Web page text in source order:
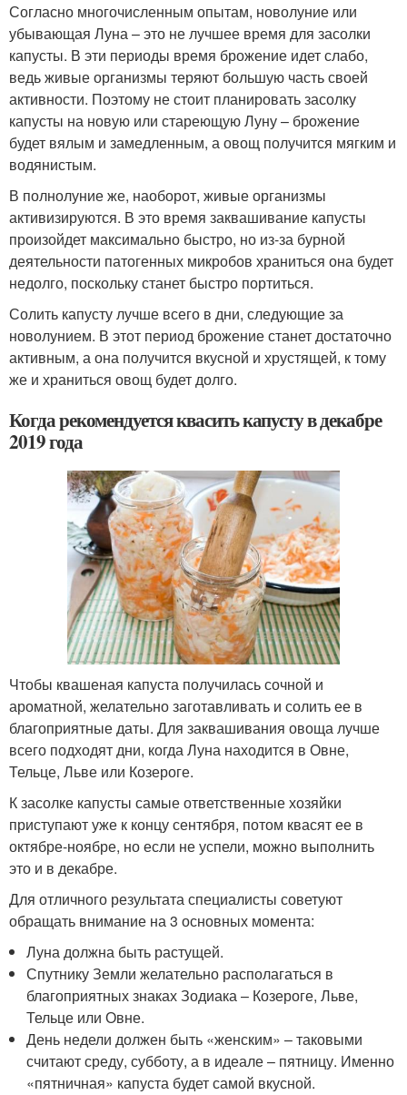
Согласно многочисленным опытам, новолуние или
убывающая Луна – это не лучшее время для засолки
капусты. В эти периоды время брожение идет слабо,
ведь живые организмы теряют большую часть своей
активности. Поэтому не стоит планировать засолку
капусты на новую или стареющую Луну – брожение
будет вялым и замедленным, а овощ получится мягким и
водянистым.
В полнолуние же, наоборот, живые организмы
активизируются. В это время заквашивание капусты
произойдет максимально быстро, но из-за бурной
деятельности патогенных микробов храниться она будет
недолго, поскольку станет быстро портиться.
Солить капусту лучше всего в дни, следующие за
новолунием. В этот период брожение станет достаточно
активным, а она получится вкусной и хрустящей, к тому
же и храниться овощ будет долго.
Когда рекомендуется квасить капусту в декабре
2019 года
Чтобы квашеная капуста получилась сочной и
ароматной, желательно заготавливать и солить ее в
благоприятные даты. Для заквашивания овоща лучше
всего подходят дни, когда Луна находится в Овне,
Тельце, Льве или Козероге.
К засолке капусты самые ответственные хозяйки
приступают уже к концу сентября, потом квасят ее в
октябре-ноябре, но если не успели, можно выполнить
это и в декабре.
Для отличного результата специалисты советуют
обращать внимание на 3 основных момента:
Луна должна быть растущей.
Спутнику Земли желательно располагаться в
благоприятных знаках Зодиака – Козероге, Льве,
Тельце или Овне.
День недели должен быть «женским» – таковыми
считают среду, субботу, а в идеале – пятницу. Именно
«пятничная» капуста будет самой вкусной.